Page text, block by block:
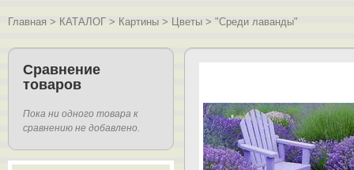
Главная > КАТАЛОГ > Картины > Цветы > "Среди лаванды"
Сравнение
товаров
Пока ни одного товара к
сравнению не добавлено.